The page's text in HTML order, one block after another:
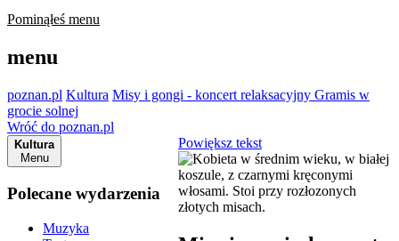
Pominąłeś menu
menu
poznan.pl Kultura Misy i gongi - koncert relaksacyjny Gramis w
grocie solnej
Wróć do poznan.pl
Kultura
Menu
Polecane wydarzenia
Muzyka
Powiększ tekst